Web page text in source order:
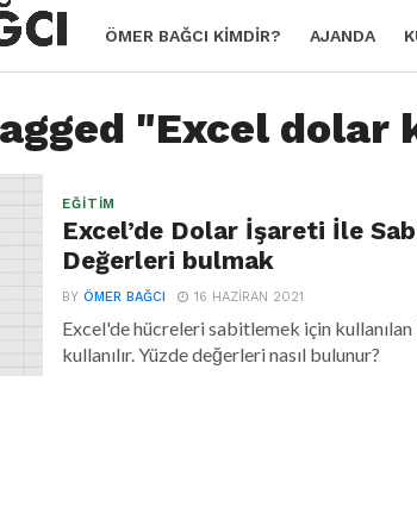
ÖMER BAĞCI KIMDIR? AJANDA
"Excel dolar
EĞITIM
Excel’de Dolar İşareti İle
Değerleri bulmak
BYÖMER BAĞCI 16 HAZIRAN 2021
Excel'de hücreleri sabitlemek için
kullanılır. Yüzde değerleri nasıl bulunur?